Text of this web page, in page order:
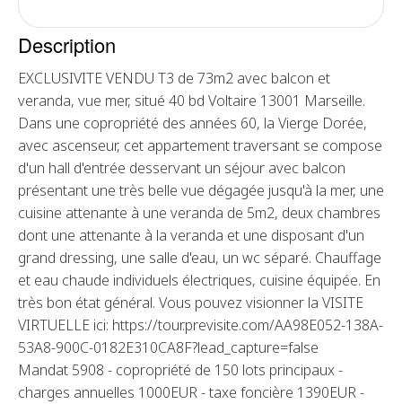
Description
EXCLUSIVITE VENDU T3 de 73m2 avec balcon et
veranda, vue mer, situé 40 bd Voltaire 13001 Marseille.
Dans une copropriété des années 60, la Vierge Dorée,
avec ascenseur, cet appartement traversant se compose
d'un hall d'entrée desservant un séjour avec balcon
présentant une très belle vue dégagée jusqu'à la mer, une
cuisine attenante à une veranda de 5m2, deux chambres
dont une attenante à la veranda et une disposant d'un
grand dressing, une salle d'eau, un wc séparé. Chauffage
et eau chaude individuels électriques, cuisine équipée. En
très bon état général. Vous pouvez visionner la VISITE
VIRTUELLE ici: https://tour.previsite.com/AA98E052-138A-
53A8-900C-0182E310CA8F?lead_capture=false
Mandat 5908 - copropriété de 150 lots principaux -
charges annuelles 1000EUR - taxe foncière 1390EUR -